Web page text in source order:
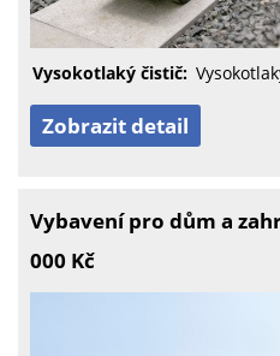
Vysokotlaký čistič:
Zobrazit detail
Vybavení pro dům a
000 Kč